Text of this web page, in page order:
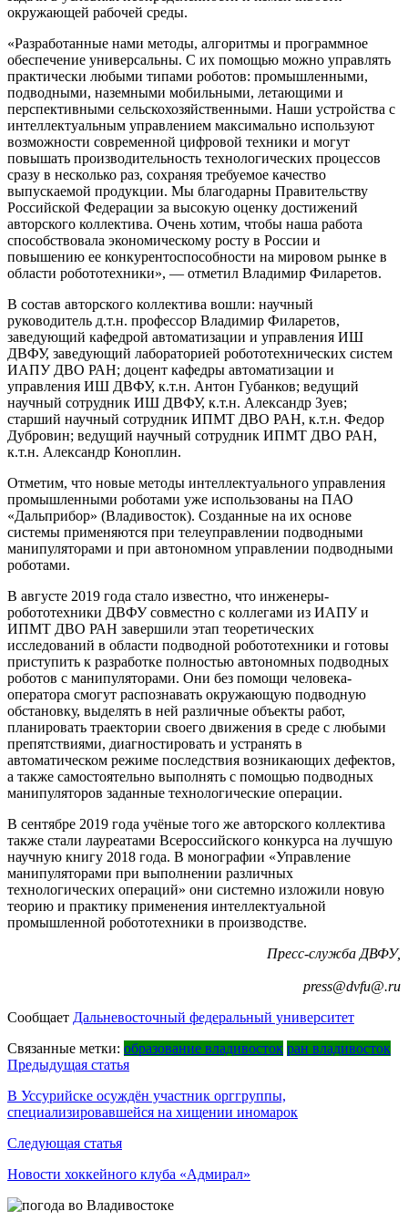
окружающей рабочей среды.
«Разработанные нами методы, алгоритмы и программное
обеспечение универсальны. С их помощью можно управлять
практически любыми типами роботов: промышленными,
подводными, наземными мобильными, летающими и
перспективными сельскохозяйственными. Наши устройства с
интеллектуальным управлением максимально используют
возможности современной цифровой техники и могут
повышать производительность технологических процессов
сразу в несколько раз, сохраняя требуемое качество
выпускаемой продукции. Мы благодарны Правительству
Российской Федерации за высокую оценку достижений
авторского коллектива. Очень хотим, чтобы наша работа
способствовала экономическому росту в России и
повышению ее конкурентоспособности на мировом рынке в
области робототехники», — отметил Владимир Филаретов.
В состав авторского коллектива вошли: научный
руководитель д.т.н. профессор Владимир Филаретов,
заведующий кафедрой автоматизации и управления ИШ
ДВФУ, заведующий лабораторией робототехнических систем
ИАПУ ДВО РАН; доцент кафедры автоматизации и
управления ИШ ДВФУ, к.т.н. Антон Губанков; ведущий
научный сотрудник ИШ ДВФУ, к.т.н. Александр Зуев;
старший научный сотрудник ИПМТ ДВО РАН, к.т.н. Федор
Дубровин; ведущий научный сотрудник ИПМТ ДВО РАН,
к.т.н. Александр Коноплин.
Отметим, что новые методы интеллектуального управления
промышленными роботами уже использованы на ПАО
«Дальприбор» (Владивосток). Созданные на их основе
системы применяются при телеуправлении подводными
манипуляторами и при автономном управлении подводными
роботами.
В августе 2019 года стало известно, что инженеры-
робототехники ДВФУ совместно с коллегами из ИАПУ и
ИПМТ ДВО РАН завершили этап теоретических
исследований в области подводной робототехники и готовы
приступить к разработке полностью автономных подводных
роботов с манипуляторами. Они без помощи человека-
оператора смогут распознавать окружающую подводную
обстановку, выделять в ней различные объекты работ,
планировать траектории своего движения в среде с любыми
препятствиями, диагностировать и устранять в
автоматическом режиме последствия возникающих дефектов,
а также самостоятельно выполнять с помощью подводных
манипуляторов заданные технологические операции.
В сентябре 2019 года учёные того же авторского коллектива
также стали лауреатами Всероссийского конкурса на лучшую
научную книгу 2018 года. В монографии «Управление
манипуляторами при выполнении различных
технологических операций» они системно изложили новую
теорию и практику применения интеллектуальной
промышленной робототехники в производстве.
Пресс-служба ДВФУ,
press@dvfu@.ru
Сообщает Дальневосточный федеральный университет
Связанные метки: образование владивосток ран владивосток
Навигация
по
записям
Предыдущая статья
В Уссурийске осуждён участник орггруппы,
специализировавшейся на хищении иномарок
Следующая статья
Новости хоккейного клуба «Адмирал»